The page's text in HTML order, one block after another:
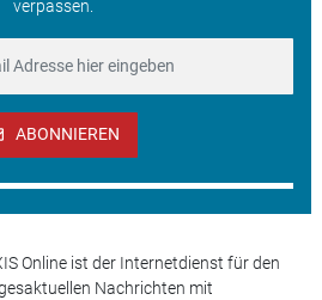
verpassen.
ABONNIEREN
Online ist der Internetdienst für den
Nachrichten mit